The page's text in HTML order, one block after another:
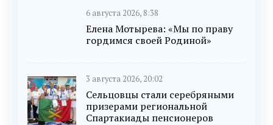
6 августа 2026, 8:38
Елена Мотырева: «Мы по праву
гордимся своей Родиной»
3 августа 2026, 20:02
Сельцовцы стали серебряными
призерами региональной
Спартакиады пенсионеров